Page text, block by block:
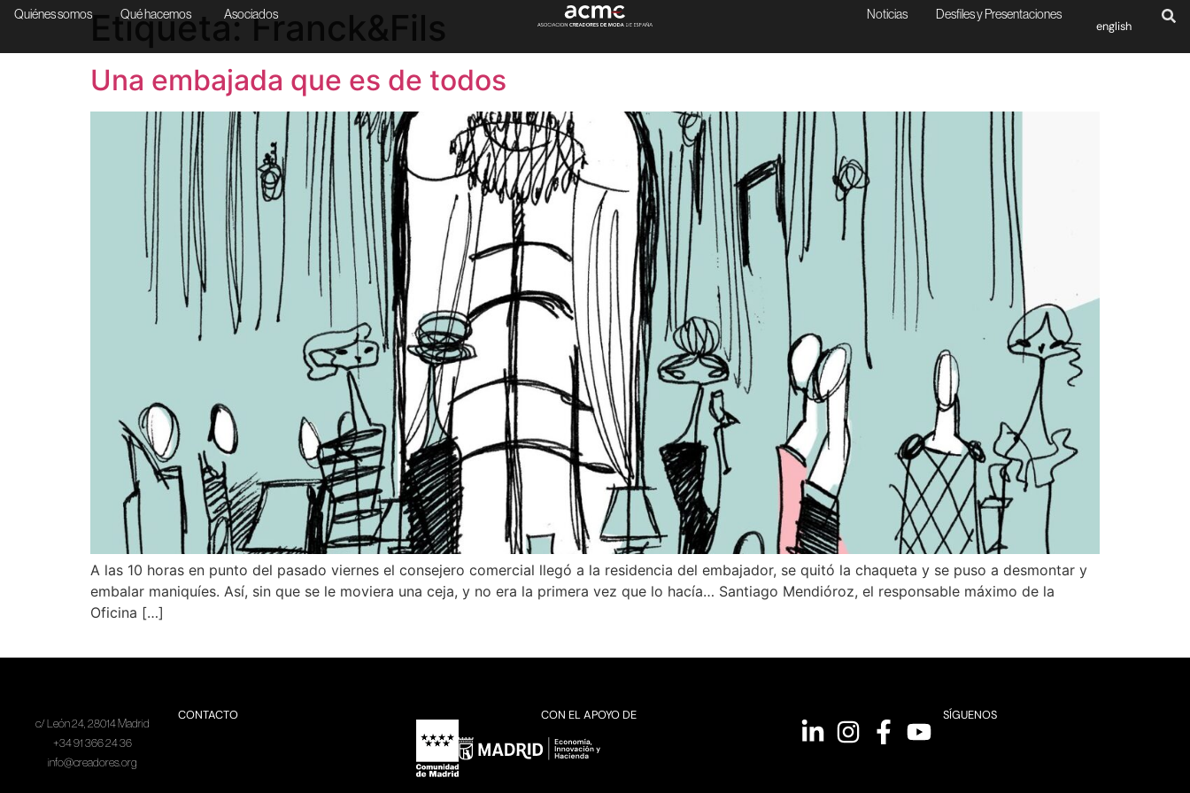
Quiénes somos Qué hacemos Asociados Noticias Desfiles y Presentaciones
english
Etiqueta:Franck&Fils
Una embajada que es de todos
A las 10 horas en punto del pasado viernes el consejero comercial llegó a la residencia del embajador, se quitó la chaqueta y se puso a desmontar y
embalar maniquíes. Así, sin que se le moviera una ceja, y no era la primera vez que lo hacía… Santiago Mendióroz, el responsable máximo de la
Oficina […]
CONTACTO
c/ León 24, 28014 Madrid
+34 91 366 24 36
info@creadores.org
CON EL APOYO DE SÍGUENOS